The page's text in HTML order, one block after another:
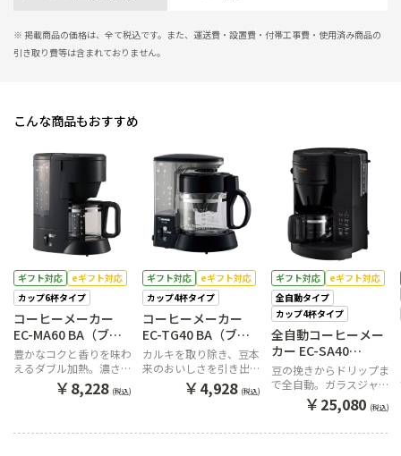
※ 掲載商品の価格は、全て税込です。また、運送費・設置費・付帯工事費・使用済み商品の
引き取り費等は含まれておりません。
こんな商品もおすすめ
ギフト対応
eギフト対応
カップ6杯タイプ
コーヒーメーカー
EC-MA60 BA（ブラ
ック）
豊かなコクと香りを味わ
えるダブル加熱。濃さが
選べる「2段階濃度調
節」タイプ。
￥8,228 (税込)
ギフト対応
eギフト対応
カップ4杯タイプ
コーヒーメーカー
EC-TG40 BA（ブラ
ック）
カルキを取り除き、豆本
来のおいしさを引き出し
￥4,928 (税込)
ギフト対応
eギフト対応
全自動タイプ
カップ4杯タイプ
全自動コーヒーメー
カー EC-SA40
BA（ブラック）
豆の挽きからドリップま
で全自動。ガラスジャグ
採用で本体がコンパクト
￥25,080 (税込)